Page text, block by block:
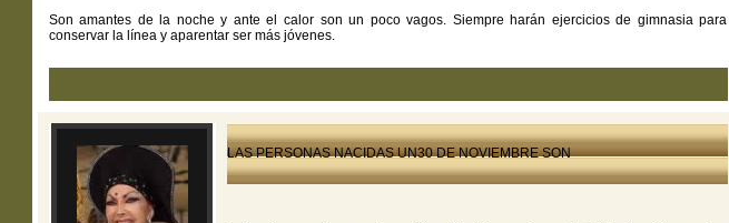
Son amantes de la noche y ante el calor son un poco vagos. Siempre harán ejercicios de gimnasia para
conservar la línea y aparentar ser más jóvenes.
LAS PERSONAS NACIDAS UN30 DE NOVIEMBRE SON